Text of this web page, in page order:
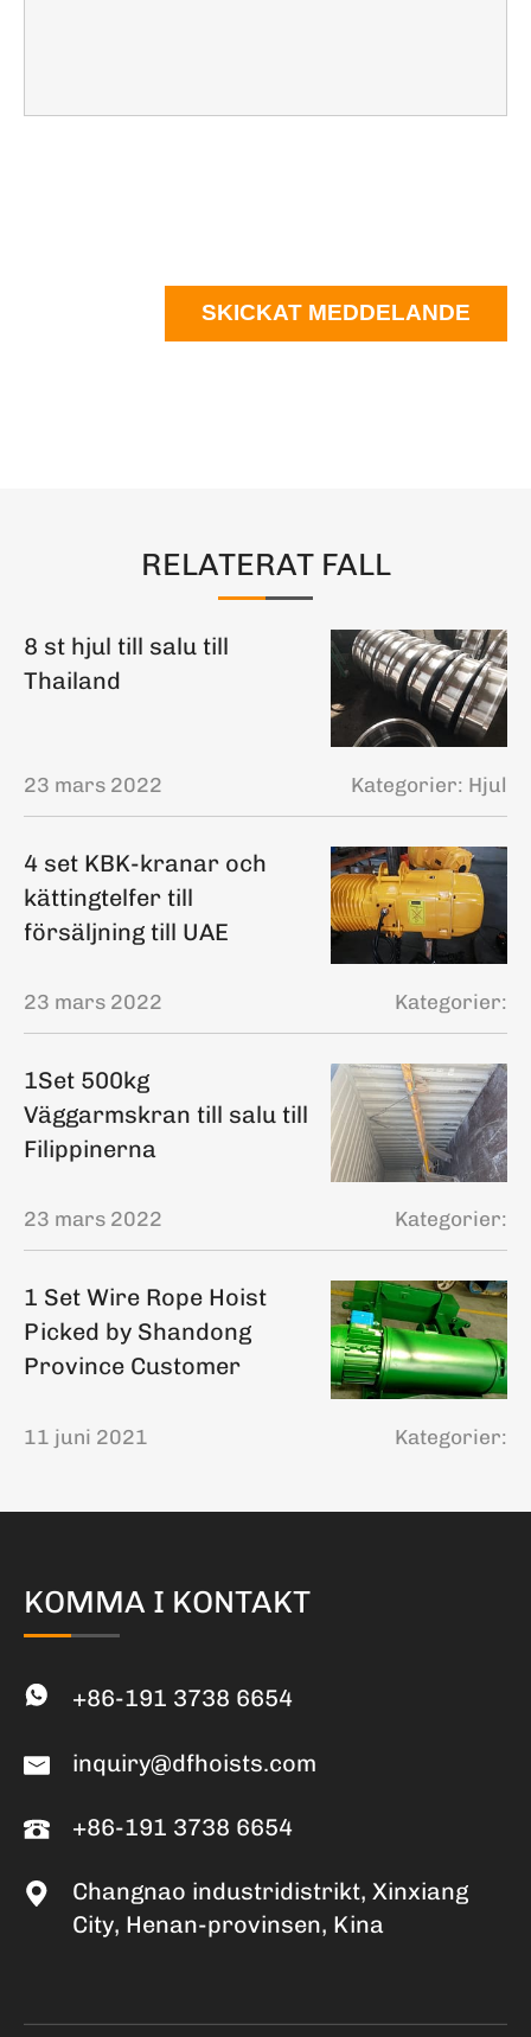
SKICKAT MEDDELANDE
RELATERAT FALL
8 st hjul till salu till
Thailand
23 mars 2022 Kategorier: Hjul
4 set KBK-kranar och
kättingtelfer till
försäljning till UAE
23 mars 2022 Kategorier:
1Set 500kg
Väggarmskran till salu till
Filippinerna
23 mars 2022 Kategorier:
1 Set Wire Rope Hoist
Picked by Shandong
Province Customer
11 juni 2021 Kategorier:
KOMMA I KONTAKT
+86-191 3738 6654
inquiry@dfhoists.com
+86-191 3738 6654
Changnao industridistrikt, Xinxiang
City, Henan-provinsen, Kina